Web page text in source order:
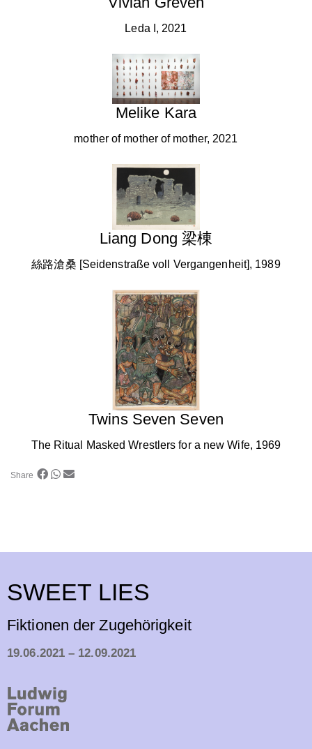
Leda I, 2021
Melike Kara
mother of mother of mother, 2021
Liang Dong 梁棟
絲路滄桑 [Seidenstraße voll Vergangenheit], 1989
Twins Seven Seven
The Ritual Masked Wrestlers for a new Wife, 1969
Share
SWEET LIES
Fiktionen der Zugehörigkeit
19.06.2021 – 12.09.2021